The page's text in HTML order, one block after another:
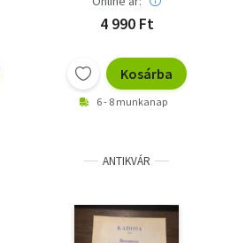
4 990 Ft
Kosárba
6 - 8 munkanap
ANTIKVÁR